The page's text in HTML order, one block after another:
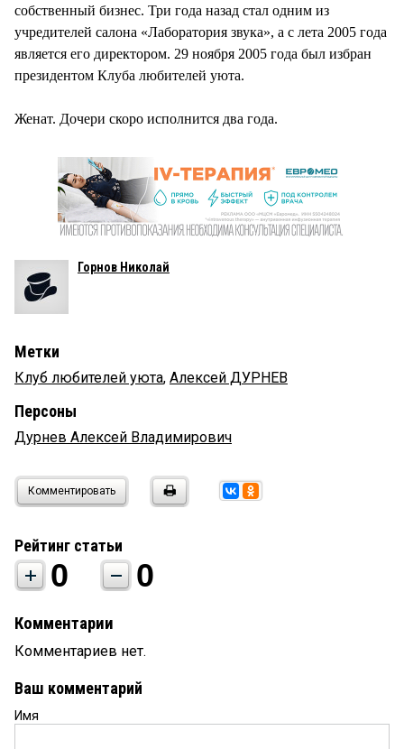
собственный бизнес. Три года назад стал одним из
учредителей салона «Лаборатория звука», а с лета 2005 года
является его директором. 29 ноября 2005 года был избран
президентом Клуба любителей уюта.
Женат. Дочери скоро исполнится два года.
Горнов Николай
Метки
Клуб любителей уюта, Алексей ДУРНЕВ
Персоны
Дурнев Алексей Владимирович
Комментировать
Рейтинг статьи
0 0
Комментарии
Комментариев нет.
Ваш комментарий
Имя